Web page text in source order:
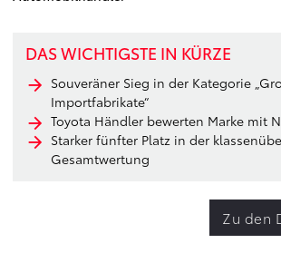
DAS WICHTIGSTE IN KÜRZE
Souveräner Sieg in der Kategorie
Importfabrikate“
Toyota Händler bewerten Marke mit
Starker fünfter Platz in der
Gesamtwertung